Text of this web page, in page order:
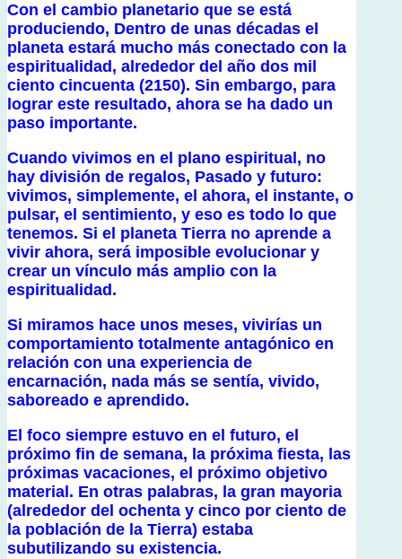
Con el cambio planetario que se está
produciendo, Dentro de unas décadas el
planeta estará mucho más conectado con la
espiritualidad, alrededor del año dos mil
ciento cincuenta (2150). Sin embargo, para
lograr este resultado, ahora se ha dado un
paso importante.
Cuando vivimos en el plano espiritual, no
hay división de regalos, Pasado y futuro:
vivimos, simplemente, el ahora, el instante, o
pulsar, el sentimiento, y eso es todo lo que
tenemos. Si el planeta Tierra no aprende a
vivir ahora, será imposible evolucionar y
crear un vínculo más amplio con la
espiritualidad.
Si miramos hace unos meses, vivirías un
comportamiento totalmente antagónico en
relación con una experiencia de
encarnación, nada más se sentía, vivido,
saboreado e aprendido.
El foco siempre estuvo en el futuro, el
próximo fin de semana, la próxima fiesta, las
próximas vacaciones, el próximo objetivo
material. En otras palabras, la gran mayoria
(alrededor del ochenta y cinco por ciento de
la población de la Tierra) estaba
subutilizando su existencia.